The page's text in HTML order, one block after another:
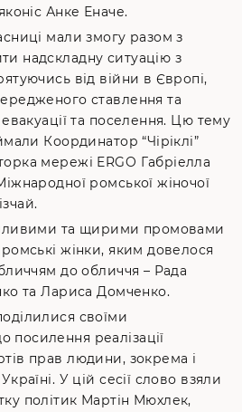
Анке Еначе.
мали змогу разом з
надскладну ситуацію з
від війни в Європі,
ставлення та
евакуації та поселення. Цю тему
Координатор “Чіріклі”
мережі ERGO Габріелла
ромської жіночої
та щирими промовами
жінки, яким довелося
до обличчя – Рада
та Лариса Домченко.
своїми
реалізації
прав людини, зокрема і
У цій сесії слово взяли
політик Мартін Мюхлек,